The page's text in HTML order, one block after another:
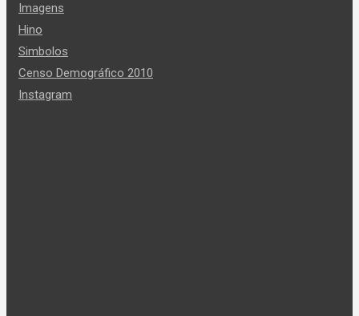
Imagens
Hino
Simbolos
Censo Demográfico 2010
Instagram